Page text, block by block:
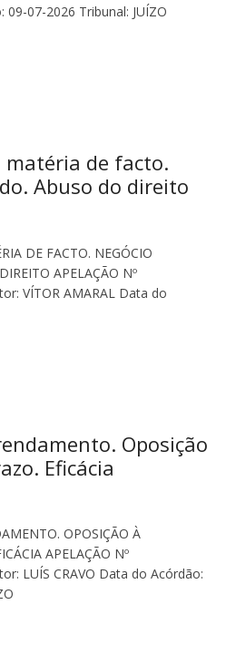
09-07-2026 Tribunal: JUÍZO
matéria de facto.
Abuso do direito
DE FACTO. NEGÓCIO
APELAÇÃO Nº
VÍTOR AMARAL Data do
Oposição
Eficácia
OPOSIÇÃO À
APELAÇÃO Nº
LUÍS CRAVO Data do Acórdão: